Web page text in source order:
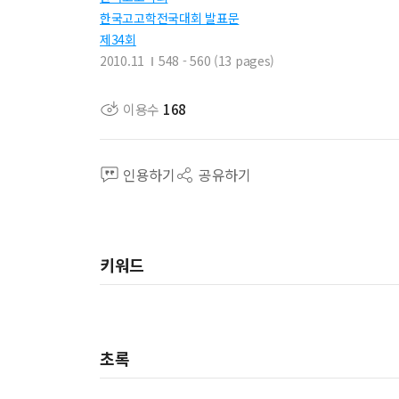
한국고고학전국대회 발표문
제34회
2010.11
548 - 560 (13 pages)
이용수 168
인용하기 공유하기
키워드
초록